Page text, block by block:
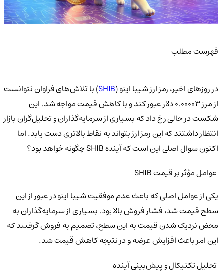
فهرست مطلب
در روزهای اخیر، رمز ارز شیبا اینو (SHIB) با تلاش‌های فراوان نتوانست
از مرز ۰.۰۰۰۰۳ دلار عبور کند و با کاهش قیمت مواجه شد. این
شکست در حالی رخ داد که بسیاری از سرمایه‌گذاران و تحلیل‌گران بازار
انتظار داشتند که این رمز ارز بتواند به نقاط بالاتری دست یابد. اما
اکنون سوال اصلی این است که آینده SHIB چگونه خواهد بود؟
عوامل مؤثر بر قیمت SHIB
یکی از عوامل اصلی که باعث عدم موفقیت شیبا اینو در عبور از این
سطح قیمت شد، فشار فروش بالا بود. بسیاری از سرمایه‌گذاران به
محض نزدیک شدن قیمت به این سطح، تصمیم به فروش گرفتند که
این امر باعث افزایش عرضه و در نتیجه کاهش قیمت شد.
تحلیل تکنیکال و پیش‌بینی آینده